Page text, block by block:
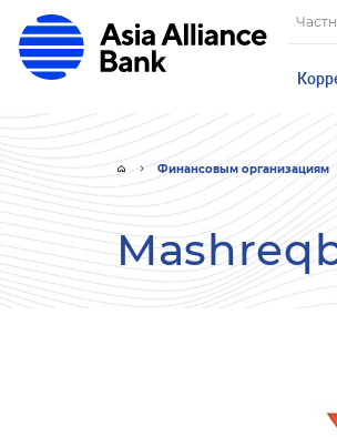
Финансовым организациям